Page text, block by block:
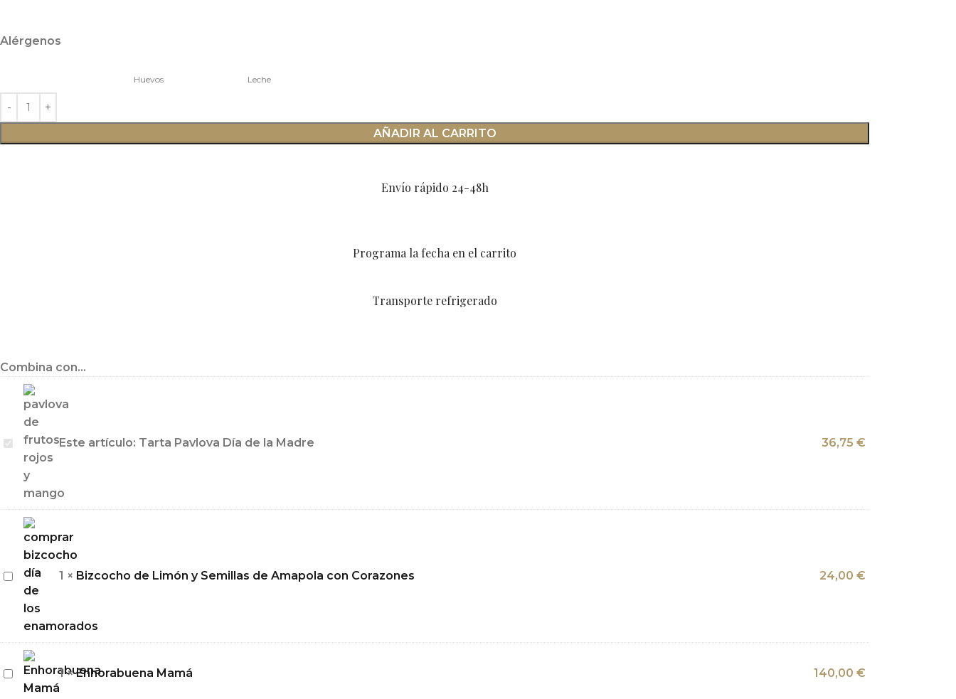
Alérgenos
Huevos Leche
AÑADIR AL CARRITO
Envío rápido 24-48h
Programa la fecha en el carrito
Transporte refrigerado
Combina con...
Tarta
Pavlova
la
Madre
Este artículo: Tarta Pavlova Día de la Madre 36,75 €
Bizcocho
Limón
Semillas
Amapola
1 × Bizcocho de Limón y Semillas de Amapola con Corazones 24,00 €
Enhorabuena
Mamá
1×Enhorabuena Mamá 140,00 €